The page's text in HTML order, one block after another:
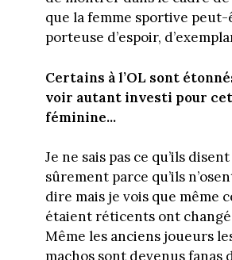
que la femme sportive peut-
porteuse d’espoir,
Certains à l’OL sont
voir autant investi pour
féminine...
Je ne sais pas ce qu’ils
sûrement parce qu’ils
dire mais je vois que même
étaient réticents ont changé
Même les anciens joueurs
machos sont devenus fanas